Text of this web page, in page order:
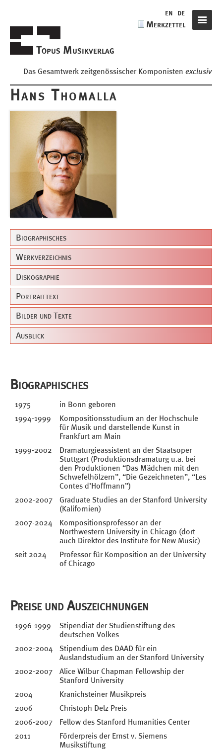
Topus Musikverlag
Das Gesamtwerk zeitgenössischer Komponisten exclusiv
de
en de
Merkzettel
Komponisten
Hans Thomalla
Biographisches
Werkverzeichnis
Diskographie
Portraittext
Bilder und Texte
Ausblick
Biographisches
1975
in Bonn geboren
1994-1999
Kompositionsstudium an der Hochschule
für Musik und darstellende Kunst in
Frankfurt am Main
1999-2002
Dramaturgieassistent an der Staatsoper
Stuttgart (Produktionsdramaturg u.a. bei
den Produktionen “Das Mädchen mit den
Schwefelhölzern”, “Die Gezeichneten”, “Les
Contes d’Hoffmann”)
2002-2007
Graduate Studies an der Stanford University
(Kalifornien)
2007-2024
Kompositionsprofessor an der
Northwestern University in Chicago (dort
auch Direktor des Institute for New Music)
seit 2024
Professor für Komposition an der University
of Chicago
Preise und Auszeichnungen
1996-1999
Stipendiat der Studienstiftung des
deutschen Volkes
2002-2004
Stipendium des DAAD für ein
Auslandstudium an der Stanford University
2002-2007
Alice Wilbur Chapman Fellowship der
Stanford University
2004
Kranichsteiner Musikpreis
2006
Christoph Delz Preis
2006-2007
Fellow des Stanford Humanities Center
2011
Förderpreis der Ernst v. Siemens
Musikstiftung